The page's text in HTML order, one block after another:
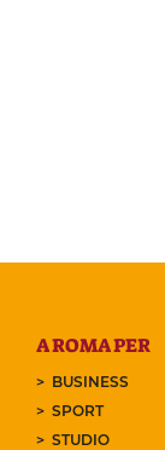
A ROMA PER
BUSINESS
SPORT
STUDIO